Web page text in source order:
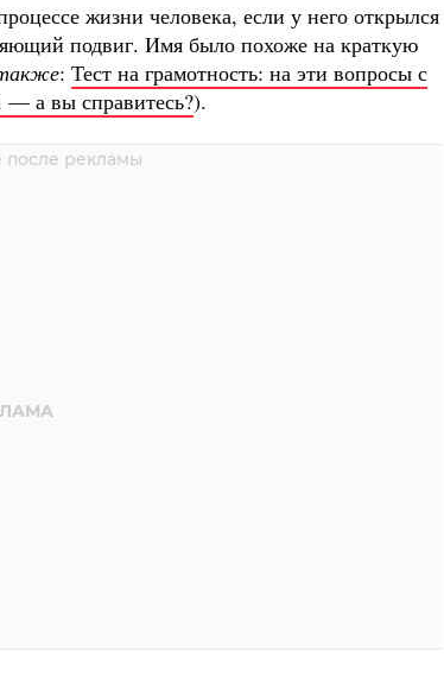
жизни человека, если у него открылся
подвиг. Имя было похоже на краткую
: Тест на грамотность: на эти вопросы с
— а вы справитесь?).